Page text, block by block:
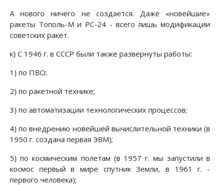
А нового ничего не создается. Даже «новейшие»
ракеты Тополь-М и РС-24 - всего лишь модификации
советских ракет.
к) С 1946 г. в СССР были также развернуты работы:
1) по ПВО;
2) по ракетной технике;
3) по автоматизации технологических процессов;
4) по внедрению новейшей вычислительной техники (в
1950 г. создана первая ЭВМ);
5) по космическим полетам (в 1957 г. мы запустили в
космос первый в мире спутник Земли, в 1961 г. -
первого человека);